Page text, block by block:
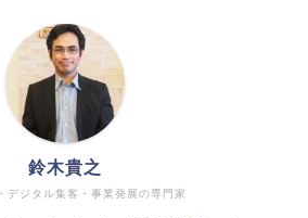
デジタル集客・事業発展の専門家
鈴木貴之